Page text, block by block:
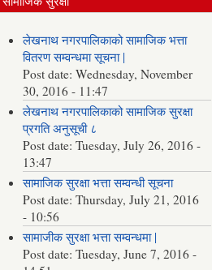
लेखनाथ नगरपालिकाको सामाजिक भत्ता
वितरण सम्वन्धमा सूचना |
Post date:Wednesday, November
30, 2016 - 11:47
लेखनाथ नगरपालिकाको सामाजिक सुरक्षा
प्रगति अनुसूची ८
Post date:Tuesday, July 26, 2016 -
13:47
सामाजिक सुरक्षा भत्ता सम्वन्धी सूचना
Post date:Thursday, July 21, 2016
- 10:56
सामाजीक सुरक्षा भत्ता सम्वन्धमा |
Post date:Tuesday, June 7, 2016 -